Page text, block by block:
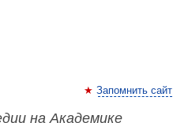
Запомнить сайт
на Академике